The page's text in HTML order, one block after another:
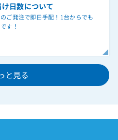
日数について
ご発注で即日手配！1台からでも
す！
と見る